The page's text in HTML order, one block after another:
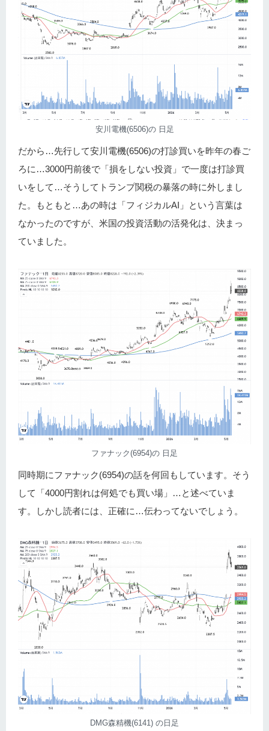
安川電機(6506)の 日足
だから…先行して安川電機(6506)の打診買いを昨年の春ご
ろに…3000円前後で「損をしない投資」で一度は打診買
いをして…そうしてトランプ関税の暴落の時に外しまし
た。もともと…あの時は「フィジカルAI」という言葉は
なかったのですが、米国の投資活動の活発化は、決まっ
ていました。
ファナック(6954)の 日足
同時期にファナック(6954)の話を何回もしています。そう
して「4000円割れは何処でも買い場」…と述べていま
す。しかし読者には、正確に…伝わってないでしょう。
DMG森精機(6141) の日足